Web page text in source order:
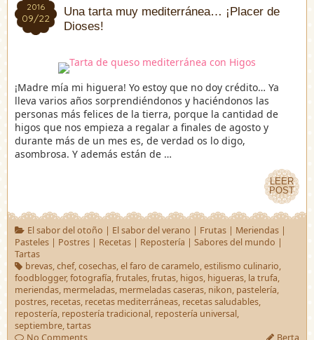
2016
09/22
2016
09/22
Una tarta muy mediterránea… ¡Placer de
Dioses!
¡Madre mía mi higuera! Yo estoy que no doy crédito… Ya
lleva varios años sorprendiéndonos y haciéndonos las
personas más felices de la tierra, porque la cantidad de
higos que nos empieza a regalar a finales de agosto y
durante más de un mes es, de verdad os lo digo,
asombrosa. Y además están de …
LEER
POST
LEER
POST
El sabor del otoño | El sabor del verano | Frutas| Meriendas|
Pasteles | Postres | Recetas | Repostería | Sabores del mundo |
Tartas
brevas,chef,cosechas,el faro de caramelo,estilismo culinario,
foodblogger,fotografía,frutales,frutas, higos, higueras, la trufa,
meriendas, mermeladas, mermeladas caseras, nikon, pastelería,
postres, recetas, recetas mediterráneas, recetas saludables,
repostería, repostería tradicional, repostería universal,
septiembre,tartas